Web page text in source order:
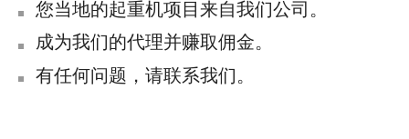
您当地的起重机项目来自我们公司。
成为我们的代理并赚取佣金。
有任何问题，请联系我们。